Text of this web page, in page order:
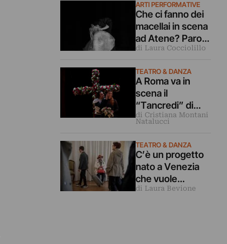
ARTI PERFORMATIVE
Che ci fanno dei
macellai in scena
ad Atene? Parola
alla coreografa
e la storica Lucia
Amara
di Laura Cocciolillo
TEATRO & DANZA
A Roma va in
scena il
“Tancredi” di
Emma Dante tra
tragedia
di Cristiana Montani
Natalucci
TEATRO & DANZA
C’è un progetto
nato a Venezia
che vuole
ridefinire il
di Laura Bevione